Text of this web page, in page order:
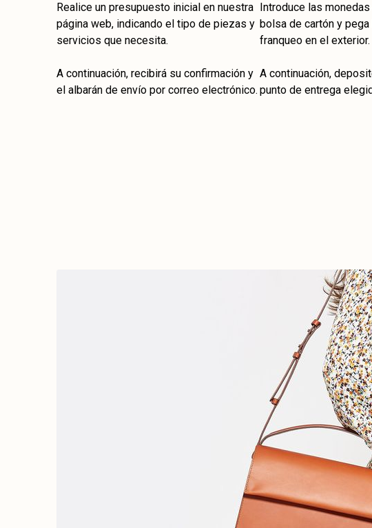
Realice un presupuesto inicial en nuestra
página web, indicando el tipo de piezas y
servicios que necesita.
A continuación, recibirá su confirmación y
el albarán de envío por correo electrónico.
Introduce las monedas
bolsa de cartón y
franqueo en el exterior.
A continuación,
punto de entrega